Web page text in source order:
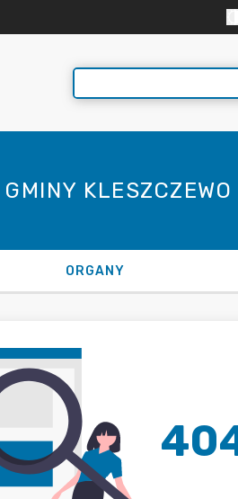
KLESZCZEWO
ORGANY